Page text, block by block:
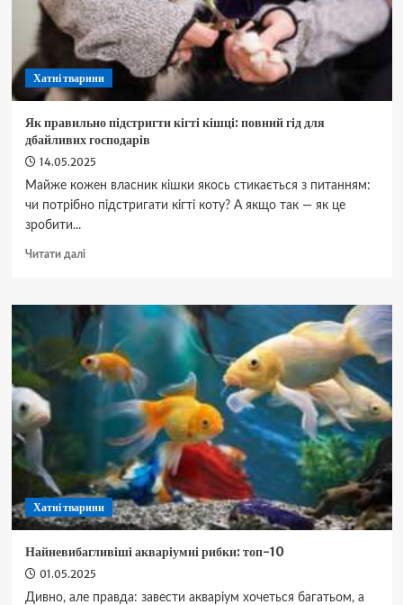
та
чим
замінити
Хатні тварини
Як правильно підстригти кігті кішці: повний гід для
дбайливих господарів
14.05.2025
Майже кожен власник кішки якось стикається з питанням:
чи потрібно підстригати кігті коту? А якщо так — як це
зробити...
Читати даліДокладніше
правильно
підстригти
кішці:
повний
господарів
Хатні тварини
Найневибагливіші акваріумні рибки: топ-10
01.05.2025
Дивно, але правда: завести акваріум хочеться багатьом, а